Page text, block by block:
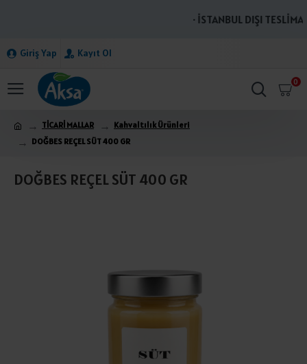
· İSTANBUL DIŞI
Giriş Yap Kayıt Ol
0
TİCARİ MALLAR
Kahvaltılık Ürünleri
DOĞBES REÇEL SÜT 400 GR
DOĞBES REÇEL SÜT 400 GR